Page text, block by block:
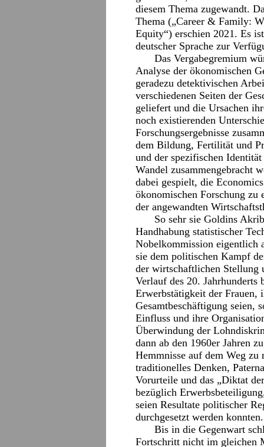
diesem Thema zugewandt.
Thema („Career & Family:
Equity“) erschien 2021. Es
deutscher Sprache zur
Das Vergabegremium
Analyse der ökonomischen
geradezu detektivischen
verschiedenen Seiten der
geliefert und die Ursachen
noch existierenden
Forschungsergebnisse
dem Bildung, Fertilität und
und der spezifischen
Wandel zusammengebracht
dabei gespielt, die
ökonomischen Forschung zu
der angewandten
So sehr sie Goldins
Handhabung statistischer
Nobelkommission eigentlich
sie dem politischen Kampf
der wirtschaftlichen Stellung
Verlauf des 20.
Erwerbstätigkeit der Frauen,
Gesamtbeschäftigung seien,
Einfluss und ihre
Überwindung der
dann ab den 1960er Jahren
Hemmnisse auf dem Weg
traditionelles Denken,
Vorurteile und das „Diktat
bezüglich
seien Resultate politischer
durchgesetzt werden konnten.
Bis in die Gegenwart
Fortschritt nicht im gleichen